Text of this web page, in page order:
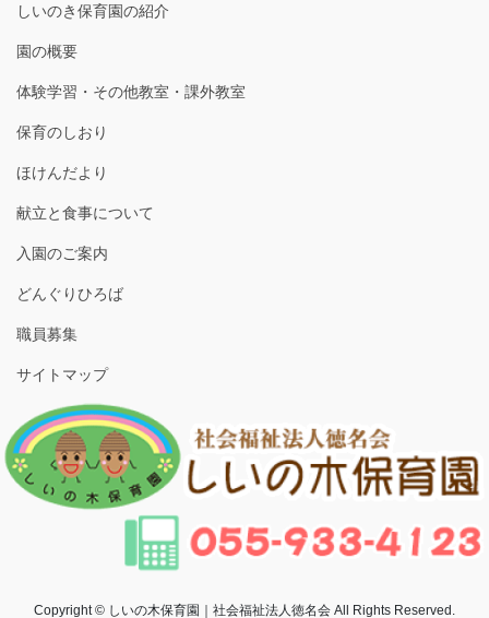
しいのき保育園の紹介
園の概要
体験学習・その他教室・課外教室
保育のしおり
ほけんだより
献立と食事について
入園のご案内
どんぐりひろば
職員募集
サイトマップ
Copyright © しいの木保育園｜社会福祉法人徳名会 All Rights Reserved.